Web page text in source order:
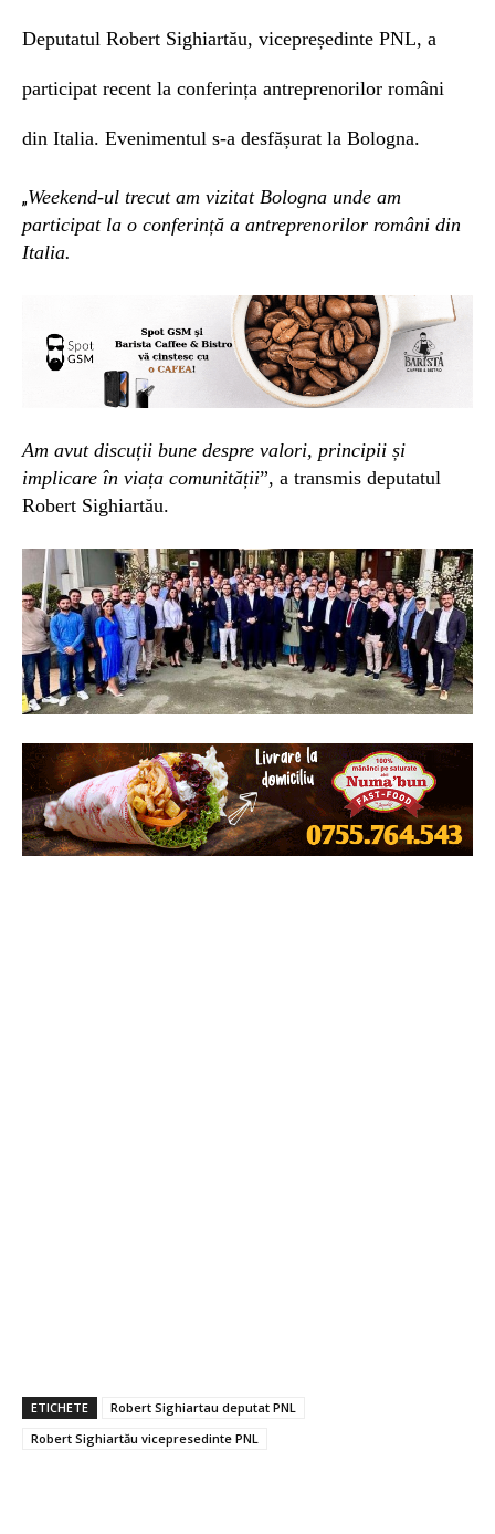
Deputatul Robert Sighiartău, vicepreședinte PNL, a
participat recent la conferința antreprenorilor români
din Italia. Evenimentul s-a desfășurat la Bologna.
„Weekend-ul trecutam vizitatBologna unde am
participat la o conferință a antreprenorilor români din
Italia.
Am avut discuții bune despre valori, principii și
implicare în viața comunității”, a transmis deputatul
Robert Sighiartău.
ETICHETE
Robert Sighiartau deputat PNL
Robert Sighiartău vicepresedinte PNL